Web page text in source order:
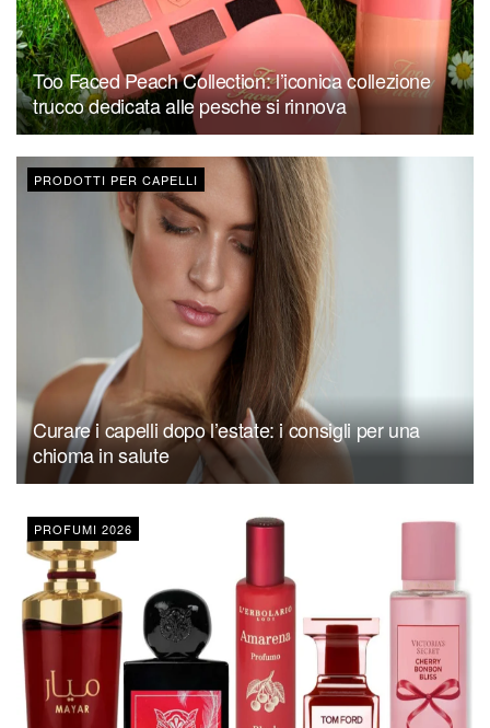
Too Faced Peach Collection: l’iconica collezione
trucco dedicata alle pesche si rinnova
PRODOTTI PER CAPELLI
Curare i capelli dopo l’estate: i consigli per una
chioma in salute
PROFUMI 2026